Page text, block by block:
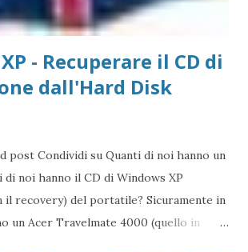
- Recuperare il CD di
dall'Hard Disk
post Condividi su Quanti di noi hanno un
noi hanno il CD di Windows XP
il recovery) del portatile? Sicuramente in
un Acer Travelmate 4000 (quello in